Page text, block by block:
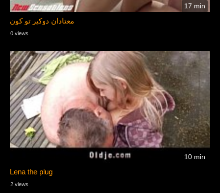
17 min
معتادان دوکیر تو کون
0 views
10 min
Lena the plug
2 views